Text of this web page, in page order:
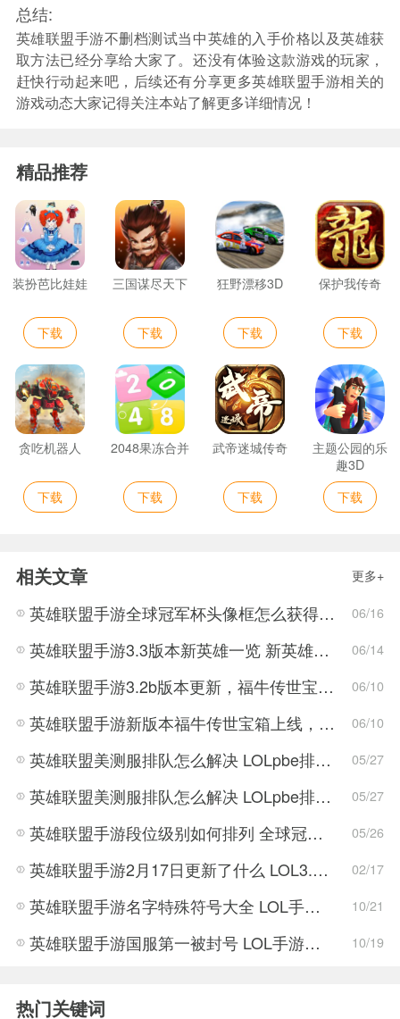
总结:
英雄联盟手游不删档测试当中英雄的入手价格以及英雄获
取方法已经分享给大家了。还没有体验这款游戏的玩家，
赶快行动起来吧，后续还有分享更多英雄联盟手游相关的
游戏动态大家记得关注本站了解更多详细情况！
精品推荐
装扮芭比娃娃
下载
三国谋尽天下
下载
狂野漂移3D
下载
保护我传奇
下载
贪吃机器人
下载
2048果冻合并
下载
武帝迷城传奇
下载
主题公园的乐
趣3D
下载
相关文章 更多+
英雄联盟手游全球冠军杯头像框怎么获得 LOL手游2022全球冠军杯头像框领取活动 06/16
英雄联盟手游3.3版本新英雄一览 新英雄详细攻略 06/14
英雄联盟手游3.2b版本更新，福牛传世宝箱正式上线！ 06/10
英雄联盟手游新版本福牛传世宝箱上线，寡妇大削弱，将跌落神坛？ 06/10
英雄联盟美测服排队怎么解决 LOLpbe排队时间太长解决方法 05/27
英雄联盟美测服排队怎么解决 LOLpbe排队时间太长解决教程 05/27
英雄联盟手游段位级别如何排列 全球冠军杯是什么 05/26
英雄联盟手游2月17日更新了什么 LOL3.0版本更新内容一览 02/17
英雄联盟手游名字特殊符号大全 LOL手游那些特殊符号可以用在名称中 10/21
英雄联盟手游国服第一被封号 LOL手游国服第一封号怎么回事 10/19
热门关键词